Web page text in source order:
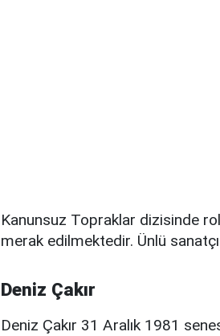
Kanunsuz Topraklar dizisinde
merak edilmektedir. Ünlü
Deniz Çakır
Deniz Çakır 31 Aralık 1981